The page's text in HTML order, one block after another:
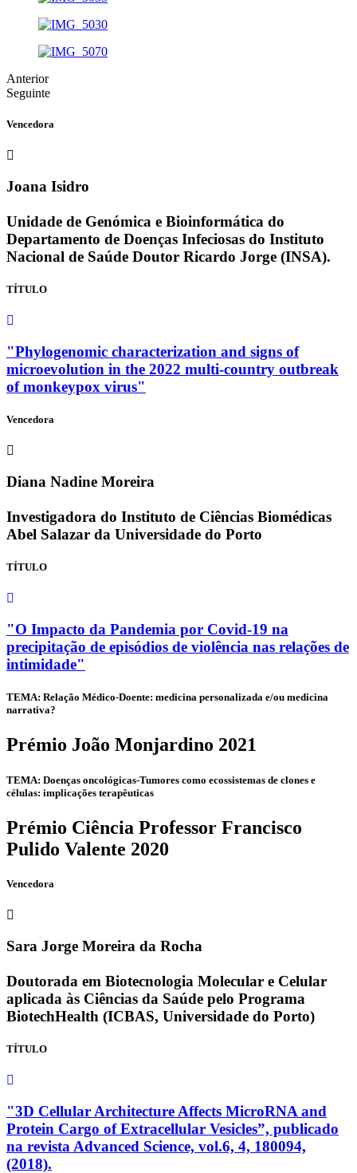
Anterior
Seguinte
Vencedora
Joana Isidro
Unidade de Genómica e Bioinformática do
Departamento de Doenças Infeciosas do Instituto
Nacional de Saúde Doutor Ricardo Jorge (INSA).
TÍTULO
"Phylogenomic characterization and signs of
microevolution in the 2022 multi-country outbreak
of monkeypox virus"
Vencedora
Diana Nadine Moreira
Investigadora do Instituto de Ciências Biomédicas
Abel Salazar da Universidade do Porto
TÍTULO
"O Impacto da Pandemia por Covid-19 na
precipitação de episódios de violência nas relações de
intimidade"
TEMA: Relação Médico-Doente: medicina personalizada e/ou medicina
narrativa?
Prémio João Monjardino 2021
TEMA: Doenças oncológicas-Tumores como ecossistemas de clones e
células: implicações terapêuticas
Prémio Ciência Professor Francisco
Pulido Valente 2020
Vencedora
Sara Jorge Moreira da Rocha
Doutorada em Biotecnologia Molecular e Celular
aplicada às Ciências da Saúde pelo Programa
BiotechHealth (ICBAS, Universidade do Porto)
TÍTULO
"3D Cellular Architecture Affects MicroRNA and
Protein Cargo of Extracellular Vesicles”, publicado
na revista Advanced Science, vol.6, 4, 180094,
(2018).